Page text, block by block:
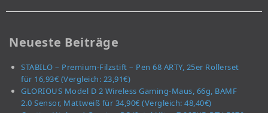
Neueste Beiträge
STABILO – Premium-Filzstift – Pen 68 ARTY, 25er Rollerset
für 16,93€ (Vergleich: 23,91€)
GLORIOUS Model D 2 Wireless Gaming-Maus, 66g, BAMF
2.0 Sensor, Mattweiß für 34,90€ (Vergleich: 48,40€)